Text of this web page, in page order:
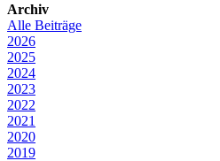
Archiv
Alle Beiträge
2026
2025
2024
2023
2022
2021
2020
2019